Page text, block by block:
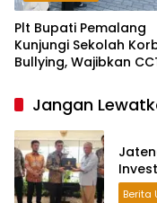
Plt Bupati Pemalang
Kunjungi Sekolah
Bullying, Wajibkan
Jangan
Berita